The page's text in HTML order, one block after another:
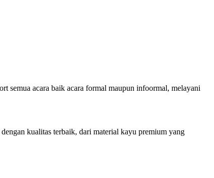
acara baik acara formal maupun infoormal, melayani
kualitas terbaik, dari material kayu premium yang